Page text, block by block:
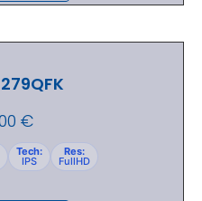
€
Tech:
IPS
Res:
FullHD